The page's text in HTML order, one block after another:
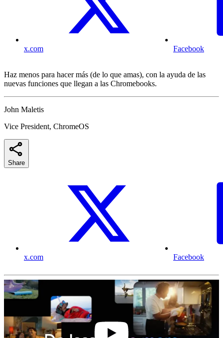
x.com Facebook
Haz menos para hacer más (de lo que amas), con la ayuda de las
nuevas funciones que llegan a las Chromebooks.
John Maletis
Vice President, ChromeOS
Share
x.com Facebook